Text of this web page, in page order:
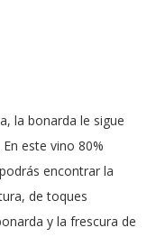
la bonarda le sigue
este vino 80%
encontrar la
de toques
y la frescura de